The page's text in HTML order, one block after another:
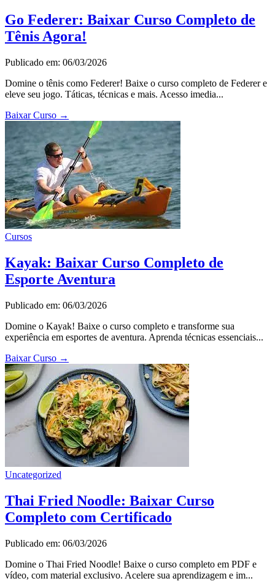
Go Federer: Baixar Curso Completo de
Tênis Agora!
Publicado em: 06/03/2026
Domine o tênis como Federer! Baixe o curso completo de Federer e
eleve seu jogo. Táticas, técnicas e mais. Acesso imedia...
Baixar Curso →
Cursos
Kayak: Baixar Curso Completo de
Esporte Aventura
Publicado em: 06/03/2026
Domine o Kayak! Baixe o curso completo e transforme sua
experiência em esportes de aventura. Aprenda técnicas essenciais...
Baixar Curso →
Uncategorized
Thai Fried Noodle: Baixar Curso
Completo com Certificado
Publicado em: 06/03/2026
Domine o Thai Fried Noodle! Baixe o curso completo em PDF e
vídeo, com material exclusivo. Acelere sua aprendizagem e im...